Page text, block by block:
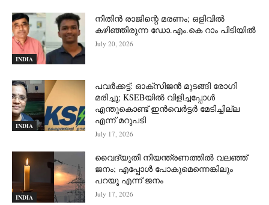
INDIA
നിതിൻ രാജിന്റെ മരണം; ഒളിവിൽ
കഴിഞ്ഞിരുന്ന ഡോ.എം.കെ റാം പിടിയിൽ
July 20, 2026
INDIA
പവർക്കട്ട്: ഓക്‌സിജൻ മുടങ്ങി രോഗി
മരിച്ചു; KSEBയിൽ വിളിച്ചപ്പോൾ
എന്തുകൊണ്ട് ഇൻവെർട്ടർ മേടിച്ചില്ല
എന്ന് മറുപടി
July 17, 2026
INDIA
വൈദ്യുതി നിയന്ത്രണത്തിൽ വലഞ്ഞ്
ജനം; എപ്പോൾ പോകുമെന്നെങ്കിലും
പറയൂ എന്ന് ജനം
July 17, 2026